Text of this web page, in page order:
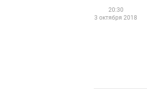
20:30
3 октября 2018